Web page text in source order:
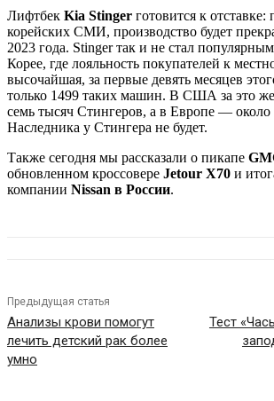
Лифтбек Kia Stinger готовится к
корейских СМИ, производство будет
2023 года. Stinger так и не стал
Корее, где лояльность покупателей к
высочайшая, за первые девять месяцев
только 1499 таких машин. В США за это
семь тысяч Стингеров, а в Европе — около
Наследника у Стингера не будет.
Также сегодня мы рассказали о пикапе
обновленном кроссовере Jetour X70 и
компании Nissan в России.
Предыдущая статья
Анализы крови помогут
лечить детский рак более
умно
Тест